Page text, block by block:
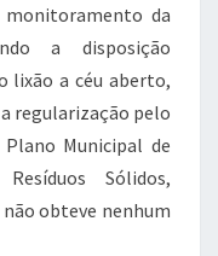
da
a disposição
lixão a céu aberto,
regularização pelo
Municipal de
Sólidos,
obteve nenhum